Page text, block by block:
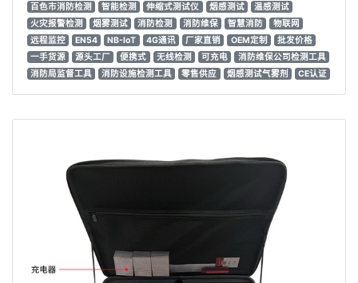
百色市消防检测
智能检测 伸缩式测试仪 烟感测试
温感测试
火灾报警检测
烟雾测试 消防检测 消防维保 智慧消防
物联网
远程监控
EN54 NB-IoT 4G通讯 厂家直销 OEM定制
批发价格
一手货源
源头工厂 便携式 无线检测 可充电
消防维保公司检测工具
消防局监督工具
消防设施检测工具 零售供应 烟感测试气雾剂 CE认证